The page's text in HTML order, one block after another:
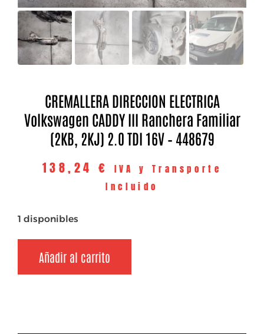
CREMALLERA DIRECCION ELECTRICA
Volkswagen CADDY III Ranchera Familiar
(2KB, 2KJ) 2.0 TDI 16V – 448679
138,24 €
IVA y Transporte
Incluido
1 disponibles
Añadir al carrito